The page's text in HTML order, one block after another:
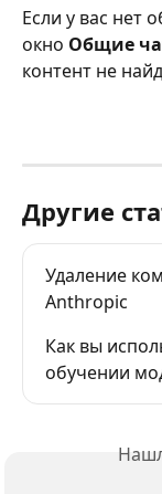
Если у вас нет
окно Общие
контент не
Другие
Удаление
Anthropic
Как вы
обучении